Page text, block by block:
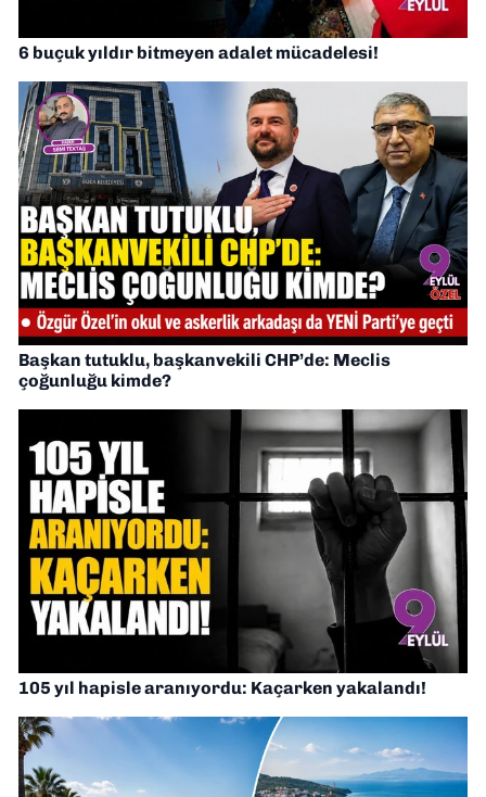
6 buçuk yıldır bitmeyen adalet mücadelesi!
Başkan tutuklu, başkanvekili CHP’de: Meclis
çoğunluğu kimde?
105 yıl hapisle aranıyordu: Kaçarken yakalandı!